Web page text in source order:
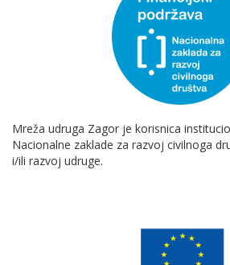
Mreža udruga Zagor je korisnica
Nacionalne zaklade za razvoj civilnoga
i/ili razvoj udruge.